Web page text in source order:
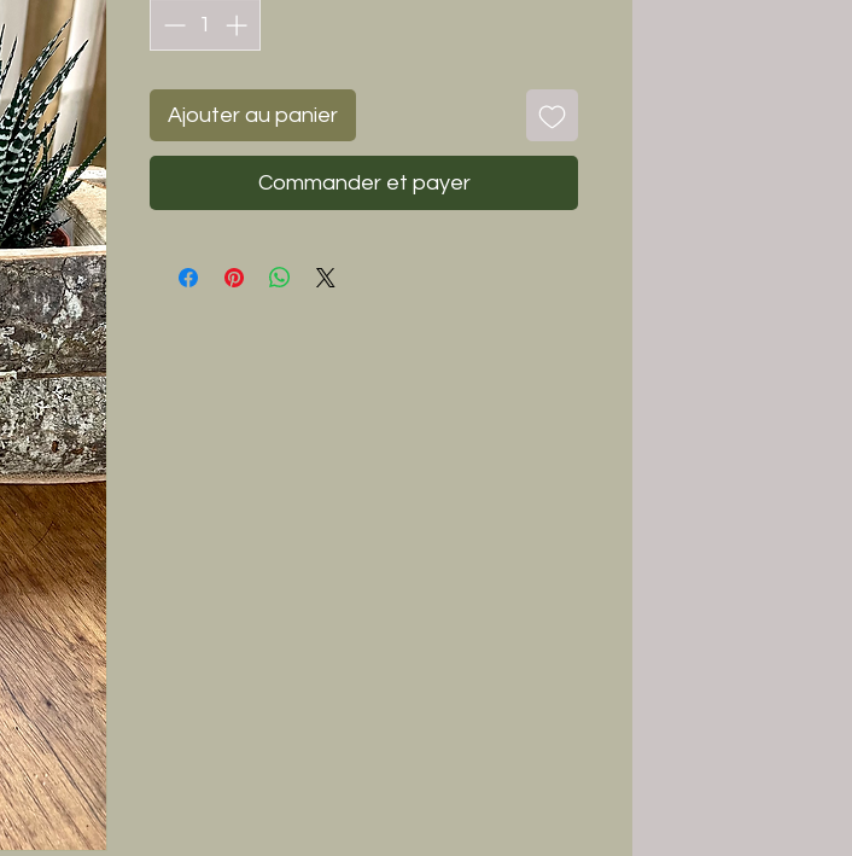
Ajouter au panier
Commander et payer